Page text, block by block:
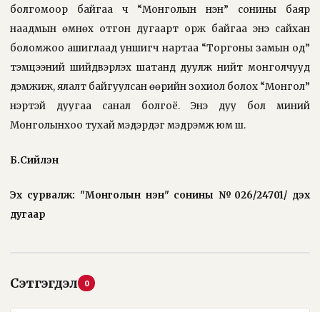
болгомоор байгаа ч “Монголын үнэн” сонины баяр
наадмын өмнөх отгон дугаарт орж байгаа энэ сайхан
боломжоо ашиглаад уншигч нартаа “Торгоны замын од”
тэмцээний шийдвэрлэх шатанд дуулж нийт монголчууд
дэмжиж, ялалт байгуулсан өөрийн зохиол болох “Монгол”
нэртэй дуугаа санал болгоё. Энэ дуу бол миний
Монголынхоо тухай мэдэрдэг мэдрэмж юм шүү.
Б.Сийлэн
Эх сурвалж: "Монголын үнэн" сонины №026/24701/ дэх
дугаар
Сэтгэгдэл 0